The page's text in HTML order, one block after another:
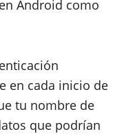
Android como
en cada inicio de
tu nombre de
que podrían